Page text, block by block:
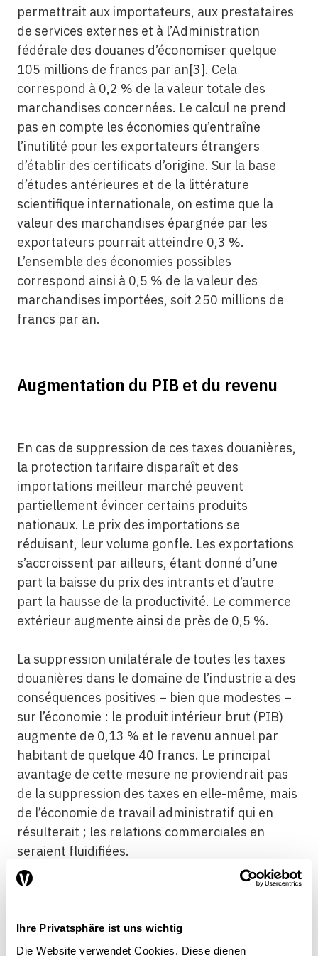
Ihre Privatsphäre ist uns wichtig
Die Website verwendet Cookies. Diese dienen
permettrait aux importateurs, aux prestataires
de services externes et à l’Administration
fédérale des douanes d’économiser quelque
105 millions de francs par an[3]. Cela
correspond à 0,2 % de la valeur totale des
marchandises concernées. Le calcul ne prend
pas en compte les économies qu’entraîne
l’inutilité pour les exportateurs étrangers
d’établir des certificats d’origine. Sur la base
d’études antérieures et de la littérature
scientifique internationale, on estime que la
valeur des marchandises épargnée par les
exportateurs pourrait atteindre 0,3 %.
L’ensemble des économies possibles
correspond ainsi à 0,5 % de la valeur des
marchandises importées, soit 250 millions de
francs par an.
Augmentation du PIB et du revenu
En cas de suppression de ces taxes douanières,
la protection tarifaire disparaît et des
importations meilleur marché peuvent
partiellement évincer certains produits
nationaux. Le prix des importations se
réduisant, leur volume gonfle. Les exportations
s’accroissent par ailleurs, étant donné d’une
part la baisse du prix des intrants et d’autre
part la hausse de la productivité. Le commerce
extérieur augmente ainsi de près de 0,5 %.
La suppression unilatérale de toutes les taxes
douanières dans le domaine de l’industrie a des
conséquences positives – bien que modestes –
sur l’économie : le produit intérieur brut (PIB)
augmente de 0,13 % et le revenu annuel par
habitant de quelque 40 francs. Le principal
avantage de cette mesure ne proviendrait pas
de la suppression des taxes en elle-même, mais
de l’économie de travail administratif qui en
résulterait ; les relations commerciales en
seraient fluidifiées.
meilleure solution